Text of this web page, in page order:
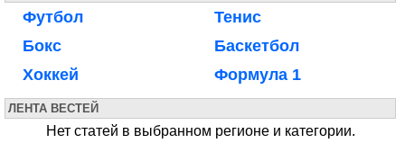
Футбол
Бокс
Хоккей
Тенис
Баскетбол
Формула 1
ЛЕНТА ВЕСТЕЙ
Нет статей в выбранном регионе и категории.